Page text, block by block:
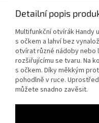
Detailní popis
Multifunkční otvírák Handy
s očkem a lahví bez
otvírat různé nádoby nebo
rozšiřujícímu se tvaru. Na
s očkem. Díky měkkým
pohodlně v ruce.
můžete snadno zavěsit.